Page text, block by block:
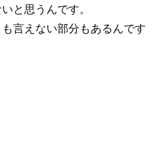
と思うんです。
言えない部分もあるんです